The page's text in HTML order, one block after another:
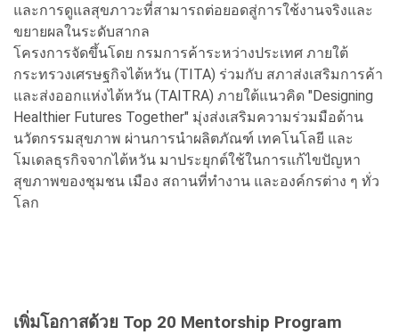
และการดูแลสุขภาวะที่สามารถต่อยอดสู่การใช้งานจริงและ
ขยายผลในระดับสากล
โครงการจัดขึ้นโดย กรมการค้าระหว่างประเทศ ภายใต้
กระทรวงเศรษฐกิจไต้หวัน (TITA) ร่วมกับ สภาส่งเสริมการค้า
และส่งออกแห่งไต้หวัน (TAITRA) ภายใต้แนวคิด "Designing
Healthier Futures Together" มุ่งส่งเสริมความร่วมมือด้าน
นวัตกรรมสุขภาพ ผ่านการนำผลิตภัณฑ์ เทคโนโลยี และ
โมเดลธุรกิจจากไต้หวัน มาประยุกต์ใช้ในการแก้ไขปัญหา
สุขภาพของชุมชน เมือง สถานที่ทำงาน และองค์กรต่าง ๆ ทั่ว
โลก
เพิ่มโอกาสด้วย Top 20 Mentorship Program